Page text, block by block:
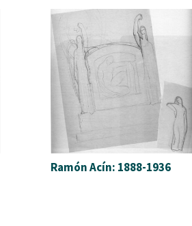
Ramón Acín: 1888-1936